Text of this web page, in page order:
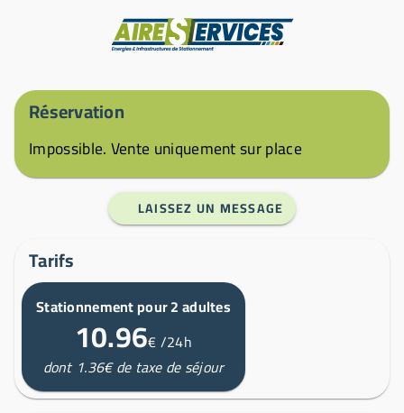
Réservation
Impossible. Vente uniquement sur place
LAISSEZ UN MESSAGE
Tarifs
Stationnement pour 2 adultes
10.96€/24h
dont 1.36€ de taxe de séjour